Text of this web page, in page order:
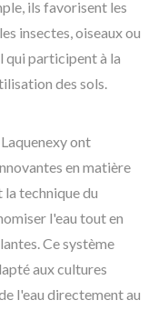
ils favorisent les
insectes, oiseaux ou
qui participent à la
des sols.
ont
en matière
technique du
l'eau tout en
Ce système
aux cultures
l'eau directement au